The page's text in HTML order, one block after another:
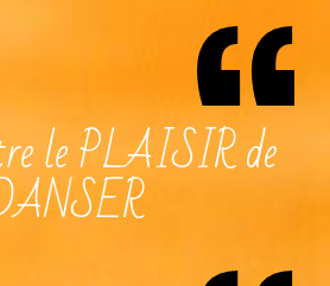
le PLAISIR de